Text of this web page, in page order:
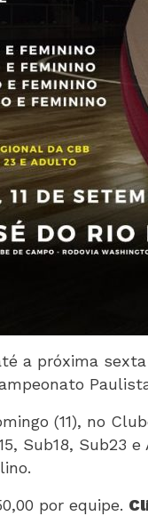
a próxima
(11), no
Sub18, Sub23
por equipe.